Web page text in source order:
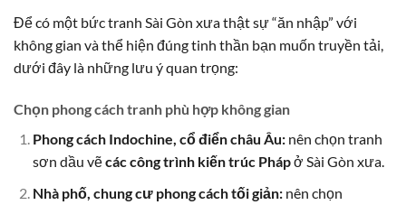
Để có một bức tranh Sài Gòn xưa thật sự “ăn nhập” với
không gian và thể hiện đúng tinh thần bạn muốn truyền tải,
dưới đây là những lưu ý quan trọng:
Chọn phong cách tranh phù hợp không gian
Phong cách Indochine, cổ điển châu Âu:nên chọn tranh
sơn dầu vẽcác công trình kiến trúc Phápở Sài Gòn xưa.
Nhà phố, chung cư phong cách tối giản:nên chọn